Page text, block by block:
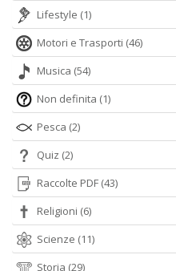
Lifestyle (1)
Motori e Trasporti (46)
Musica (54)
Non definita (1)
Pesca (2)
Quiz (2)
Raccolte PDF (43)
Religioni (6)
Scienze (11)
Storia (29)